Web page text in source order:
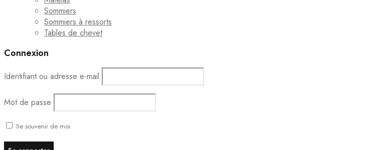
Sommiers
Sommiers à ressorts
Tables de chevet
Connexion
Identifiant ou adresse e-mail
Mot de passe
Se souvenir de moi